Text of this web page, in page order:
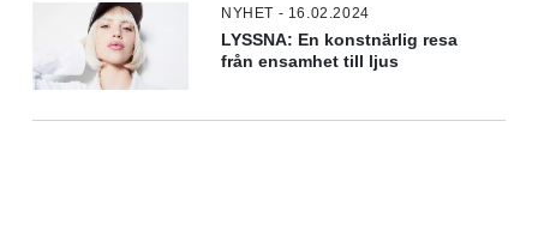
NYHET - 16.02.2024
LYSSNA: En konstnärlig resa
från ensamhet till ljus